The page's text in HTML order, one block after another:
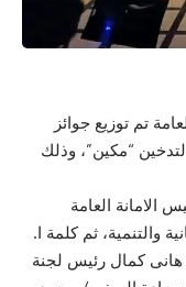
تم توزيع جوائز
“مكين”، وذلك
الامانة العامة
والتنمية، ثم كلمة ا.
هانى كمال رئيس لجنة